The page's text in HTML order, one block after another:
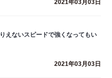
2021年03月03日
えないスピードで強くなってもい
2021年03月03日